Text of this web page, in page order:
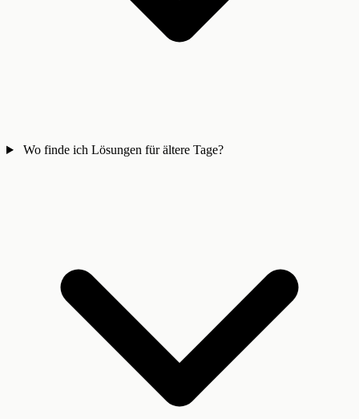
Wo finde ich Lösungen für ältere Tage?